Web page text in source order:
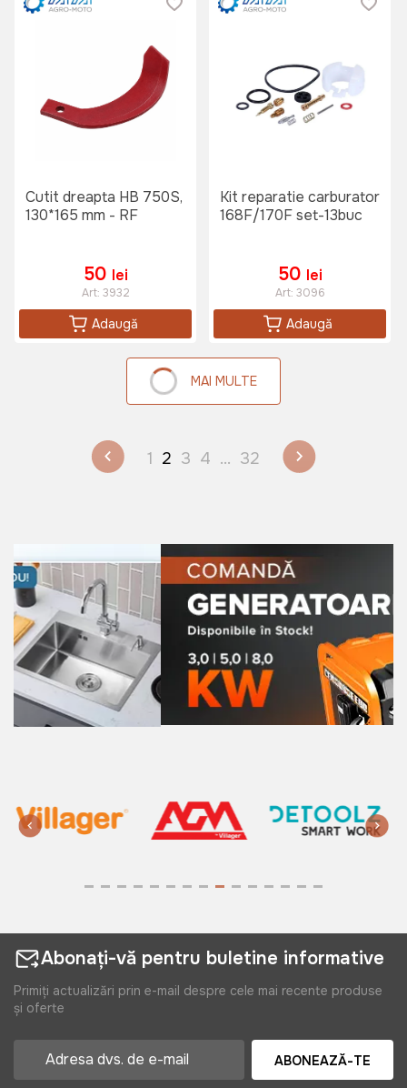
Cutit dreapta HB 750S,
130*165 mm - RF
50 lei
Art: 3932
Adaugă
Kit reparatie carburator
168F/170F set-13buc
50 lei
Art: 3096
Adaugă
MAI MULTE
1 2 3 4 ... 32
Abonați-vă pentru buletine informative
Primiți actualizări prin e-mail despre cele mai recente produse
și oferte
ABONEAZĂ-TE